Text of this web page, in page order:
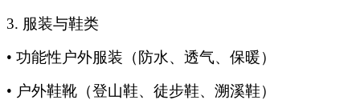
3. 服装与鞋类
• 功能性户外服装（防水、透气、保暖）
• 户外鞋靴（登山鞋、徒步鞋、溯溪鞋）